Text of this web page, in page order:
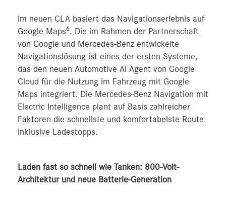
Im neuen CLA basiert das Navigationserlebnis auf
Google Maps6. Die im Rahmen der Partnerschaft
von Google und Mercedes-Benz entwickelte
Navigationslösung ist eines der ersten Systeme,
das den neuen Automotive AI Agent von Google
Cloud für die Nutzung im Fahrzeug mit Google
Maps integriert. Die Mercedes‑Benz Navigation mit
Electric Intelligence plant auf Basis zahlreicher
Faktoren die schnellste und komfortabelste Route
inklusive Ladestopps.
Laden fast so schnell wie Tanken: 800-Volt-
Architektur und neue Batterie-Generation